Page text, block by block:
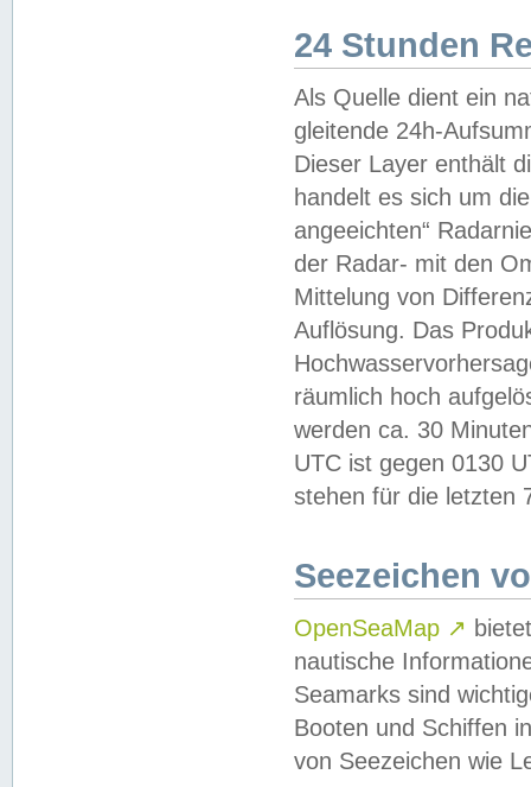
24 Stunden
Als Quelle dient ein
gleitende 24h-
Dieser Layer enthält
handelt es sich um
angeeichten“
der Radar- mit den
Mittelung von
Auflösung. Das
räumlich hoch
werden ca. 30
UTC ist gegen 0130
stehen für die letzten
Seezeichen
OpenSeaMap ↗
nautische
Seamarks sind
Booten und Schiffen
von Seezeichen wie